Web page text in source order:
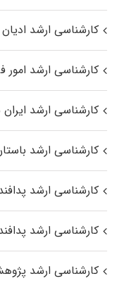
کارشناسی ارشد
کارشناسی ارشد امور
کارشناسی ارشد
کارشناسی ارشد
کارشناسی ارشد
کارشناسی ارشد
کارشناسی ارشد